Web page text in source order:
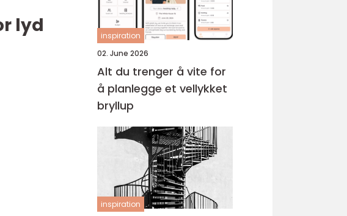
lyd
inspiration
02. June 2026
Alt du trenger å vite for
å planlegge et vellykket
bryllup
inspiration